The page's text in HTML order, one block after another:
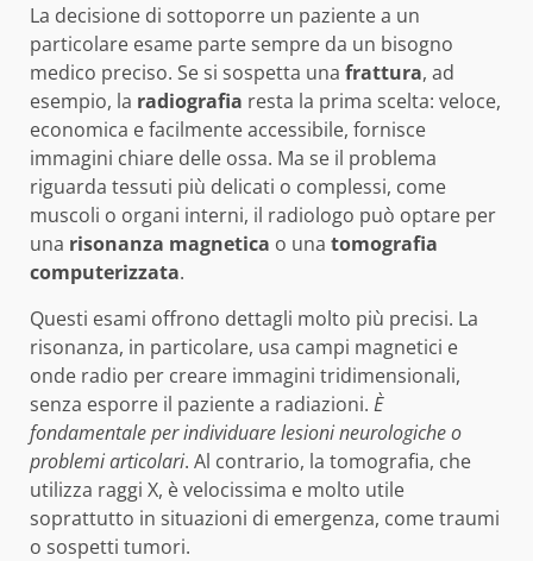
La decisione di sottoporre un paziente a un
particolare esame parte sempre da un bisogno
medico preciso. Se si sospetta una frattura, ad
esempio, la radiografia resta la prima scelta: veloce,
economica e facilmente accessibile, fornisce
immagini chiare delle ossa. Ma se il problema
riguarda tessuti più delicati o complessi, come
muscoli o organi interni, il radiologo può optare per
una risonanza magnetica o una tomografia
computerizzata.
Questi esami offrono dettagli molto più precisi. La
risonanza, in particolare, usa campi magnetici e
onde radio per creare immagini tridimensionali,
senza esporre il paziente a radiazioni. È
fondamentale per individuare lesioni neurologiche o
problemi articolari. Al contrario, la tomografia, che
utilizza raggi X, è velocissima e molto utile
soprattutto in situazioni di emergenza, come traumi
o sospetti tumori.